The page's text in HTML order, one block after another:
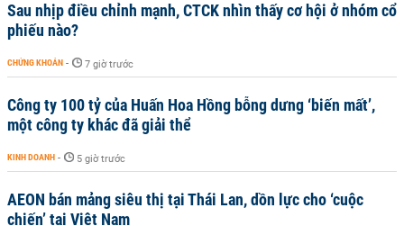
Sau nhịp điều chỉnh mạnh, CTCK nhìn thấy cơ hội ở nhóm cổ
phiếu nào?
CHỨNG KHOÁN - 7 giờ trước
Công ty 100 tỷ của Huấn Hoa Hồng bỗng dưng ‘biến mất’,
một công ty khác đã giải thể
KINH DOANH - 5 giờ trước
AEON bán mảng siêu thị tại Thái Lan, dồn lực cho ‘cuộc
chiến’ tại Việt Nam